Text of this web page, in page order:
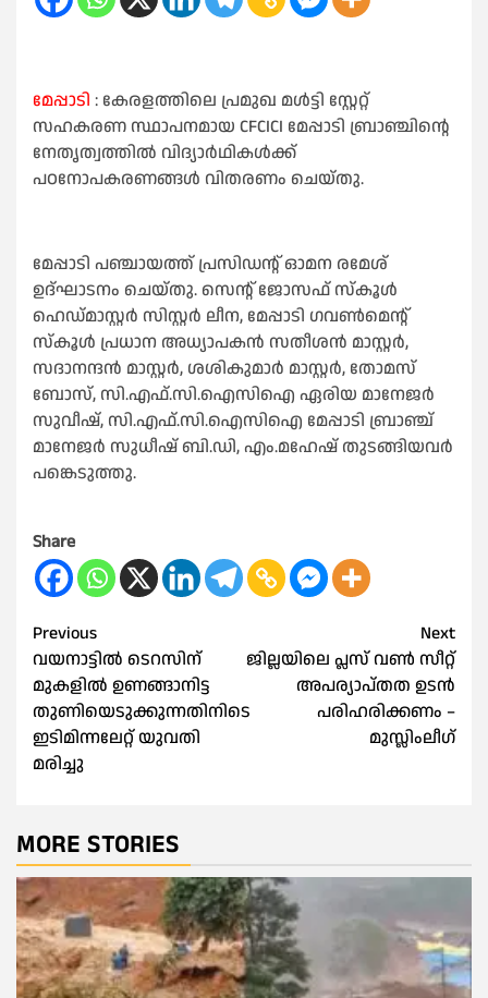
മേപ്പാടി : കേരളത്തിലെ പ്രമുഖ മൾട്ടി സ്റ്റേറ്റ്
സഹകരണ സ്ഥാപനമായ CFCICI മേപ്പാടി ബ്രാഞ്ചിന്റെ
നേതൃത്വത്തിൽ വിദ്യാർഥികൾക്ക്
പഠനോപകരണങ്ങൾ വിതരണം ചെയ്തു.
മേപ്പാടി പഞ്ചായത്ത് പ്രസിഡന്റ് ഓമന രമേശ്‌
ഉദ്ഘാടനം ചെയ്തു. സെന്റ് ജോസഫ് സ്കൂൾ
ഹെഡ്മാസ്റ്റർ സിസ്റ്റർ ലീന, മേപ്പാടി ഗവൺമെന്റ്
സ്കൂൾ പ്രധാന അധ്യാപകൻ സതീശൻ മാസ്റ്റർ,
സദാനന്ദൻ മാസ്റ്റർ, ശശികുമാർ മാസ്റ്റർ, തോമസ്
ബോസ്, സി.എഫ്.സി.ഐസിഐ ഏരിയ മാനേജർ
സുവീഷ്, സി.എഫ്.സി.ഐസിഐ മേപ്പാടി ബ്രാഞ്ച്
മാനേജർ സുധീഷ് ബി.ഡി, എം.മഹേഷ്‌ തുടങ്ങിയവർ
പങ്കെടുത്തു.
Share
Post
navigation
Previous
വയനാട്ടിൽ ടെറസിന്
മുകളില്‍ ഉണങ്ങാനിട്ട
തുണിയെടുക്കുന്നതിനിടെ
ഇടിമിന്നലേറ്റ് യുവതി
മരിച്ചു
Next
ജില്ലയിലെ പ്ലസ് വൺ സീറ്റ്‌
അപര്യാപ്തത ഉടൻ
പരിഹരിക്കണം –
മുസ്ലിംലീഗ്
MORE STORIES